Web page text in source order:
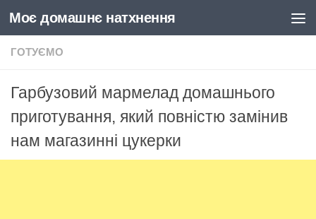
Skip to content
Моє домашнє натхнення
ГОТУЄМО
Гарбузовий мармелад домашнього
приготування, який повністю замінив
нам магазинні цукерки